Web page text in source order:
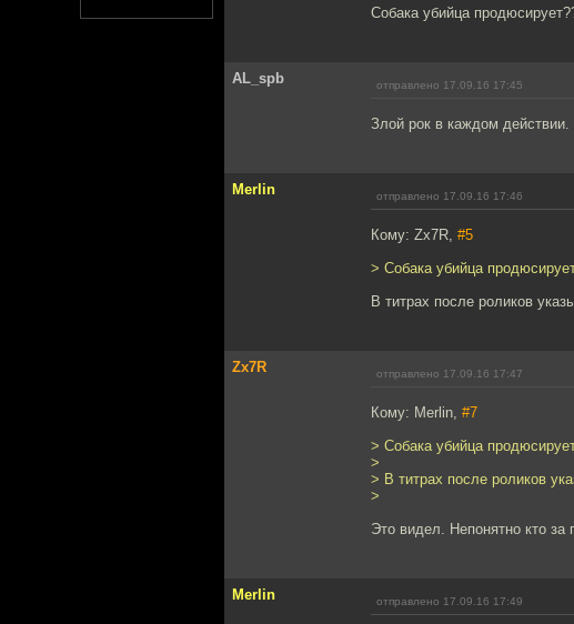
Собака убийца
AL_spb отправлено 17.09.16 17:45
Злой рок в каждом
Merlin отправлено 17.09.16 17:46
Кому: Zx7R, #5
> Собака убийца
В титрах после роликов
Zx7R отправлено 17.09.16 17:47
Кому: Merlin, #7
> Собака убийца
>
> В титрах после роликов
>
Это видел. Непонятно кто
Merlin отправлено 17.09.16 17:49